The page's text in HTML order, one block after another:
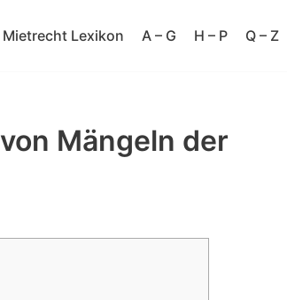
Mietrecht Lexikon A – G H – P Q – Z
Mängeln der